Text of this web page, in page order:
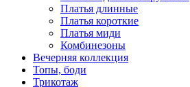
Платья длинные
Платья короткие
Платья миди
Комбинезоны
Вечерняя коллекция
Топы, боди
Трикотаж